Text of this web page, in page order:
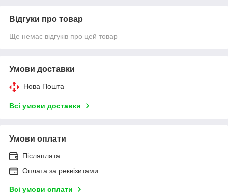
Відгуки про товар
Ще немає відгуків про цей товар
Умови доставки
Нова Пошта
Всі умови доставки
Умови оплати
Післяплата
Оплата за реквізитами
Всі умови оплати